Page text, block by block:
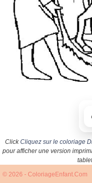
ClickCliquez sur le coloriage
pour afficher une version
© 2026 - ColoriageEnfant.Com